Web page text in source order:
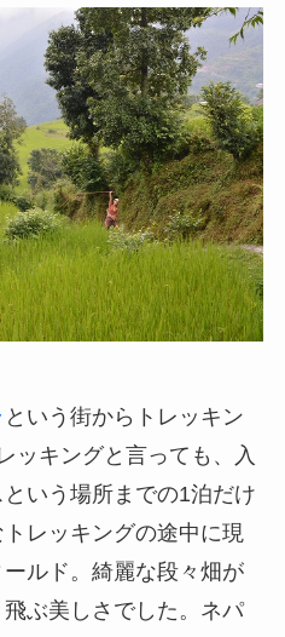
という街からトレッキン
ッキングと言っても、入
いう場所までの1泊だけ
レッキングの途中に現
ルド。綺麗な段々畑が
ぶ美しさでした。ネパ